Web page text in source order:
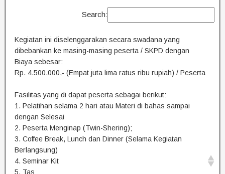
Search:
Kegiatan ini diselenggarakan secara swadana yang
dibebankan ke masing-masing peserta / SKPD dengan
Biaya sebesar:
Rp. 4.500.000,- (Empat juta lima ratus ribu rupiah) / Peserta
Fasilitas yang di dapat peserta sebagai berikut:
1. Pelatihan selama 2 hari atau Materi di bahas sampai
dengan Selesai
2. Peserta Menginap (Twin-Shering);
3. Coffee Break, Lunch dan Dinner (Selama Kegiatan
Berlangsung)
4. Seminar Kit
5. Tas